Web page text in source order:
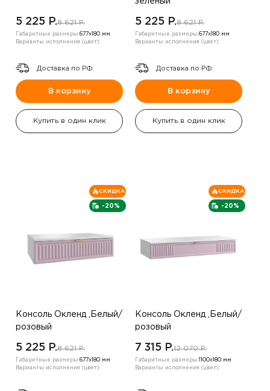
5 225 P.8 621 P.
Габаритные размеры:677х180 мм
Варианты исполнения (цвет):
Доставка по РФ.
В корзину
Купить в один клик
5 225 P.8 621 P.
Габаритные размеры:677х180 мм
Варианты исполнения (цвет):
Доставка по РФ.
В корзину
Купить в один клик
-20%
СКИДКА
Консоль Окленд ,Белый/
розовый
5 225 P.8 621 P.
Габаритные размеры:677х180 мм
Варианты исполнения (цвет):
-20%
СКИДКА
Консоль Окленд ,Белый/
розовый
7 315 P.12 070 P.
Габаритные размеры: 1100х180 мм
Варианты исполнения (цвет):